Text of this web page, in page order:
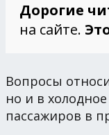
Дорогие
на сайте.
Вопросы
но и в
пассажиров в